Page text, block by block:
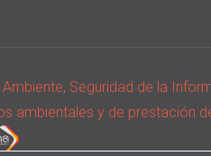
Seguridad de la
ambientales y de prestación